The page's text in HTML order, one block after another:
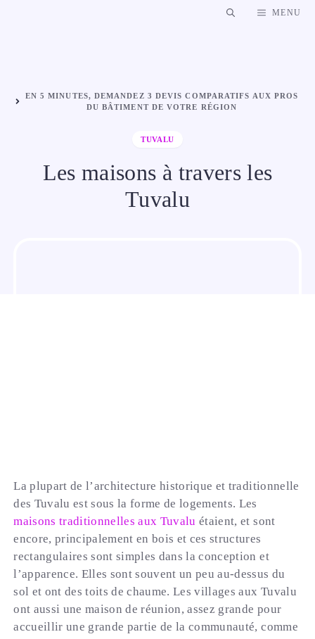
MENU
EN 5 MINUTES, DEMANDEZ 3 DEVIS COMPARATIFS AUX PROS
DU BÂTIMENT DE VOTRE RÉGION
TUVALU
Les maisons à travers les
Tuvalu
La plupart de l’architecture historique et traditionnelle
des Tuvalu est sous la forme de logements. Les
maisons traditionnelles aux Tuvalu étaient, et sont
encore, principalement en bois et ces structures
rectangulaires sont simples dans la conception et
l’apparence. Elles sont souvent un peu au-dessus du
sol et ont des toits de chaume. Les villages aux Tuvalu
ont aussi une maison de réunion, assez grande pour
accueillir une grande partie de la communauté, comme